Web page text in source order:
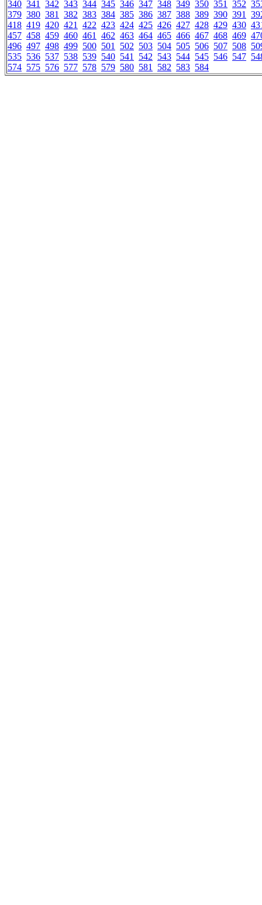
340 341 342 343 344 345 346 347 348 349 350 351 352
379 380 381 382 383 384 385 386 387 388 389 390 391
418 419 420 421 422 423 424 425 426 427 428 429 430
457 458 459 460 461 462 463 464 465 466 467 468 469
496 497 498 499 500 501 502 503 504 505 506 507 508
535 536 537 538 539 540 541 542 543 544 545 546 547
574 575 576 577 578 579 580 581 582 583 584